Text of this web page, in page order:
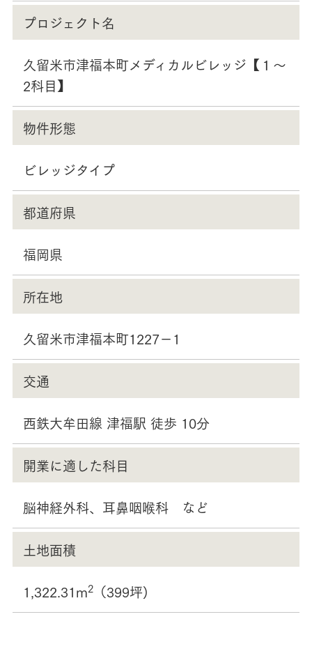
プロジェクト名
久留米市津福本町メディカルビレッジ【１～
2科目】
物件形態
ビレッジタイプ
都道府県
福岡県
所在地
久留米市津福本町1227－1
交通
西鉄大牟田線 津福駅 徒歩 10分
開業に適した科目
脳神経外科、耳鼻咽喉科 など
土地面積
1,322.31m2（399坪)